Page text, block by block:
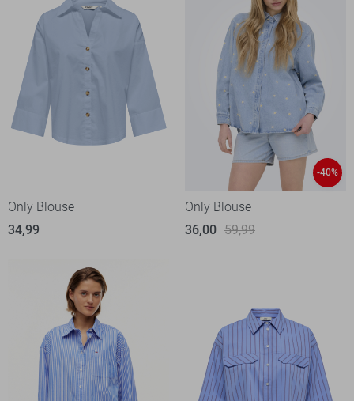
Only Blouse
34,99
-40%
Only Blouse
36,00 59,99